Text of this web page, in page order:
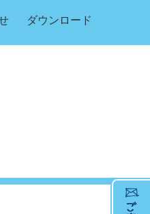
ダウンロード